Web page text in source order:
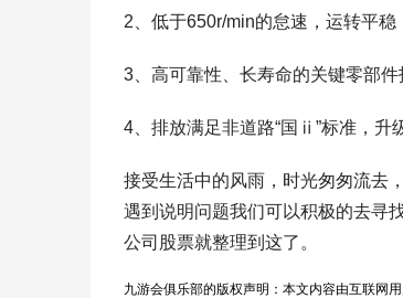
2、低于650r/min的怠速，运转平稳
3、高可靠性、长寿命的关键零部
4、排放满足非道路“国ⅱ”标准，升
接受生活中的风雨，时光匆匆流去
遇到说明问题我们可以积极的去寻
公司股票就整理到这了。
九游会俱乐部的版权声明：本文内容由互联网